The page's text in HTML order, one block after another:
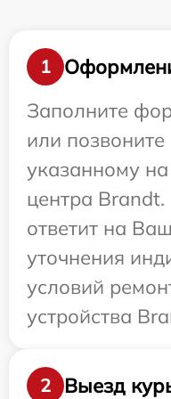
1
Заполните
или
указанному на
центра
ответит на
уточнения
условий
устройства
2
Выезд